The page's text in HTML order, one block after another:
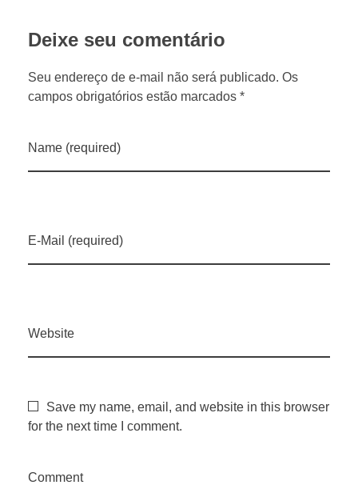
a
n
s
a
e
m
a
n
Deixe seu comentário
Seu endereço de e-mail não será publicado. Os
campos obrigatórios estão marcados *
Name (required)
E-Mail (required)
Website
Save my name, email, and website in this browser
for the next time I comment.
Comment